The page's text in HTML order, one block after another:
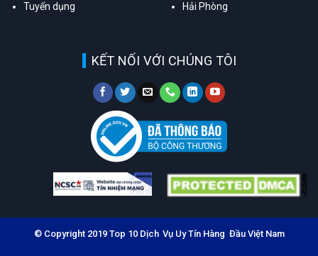
Tuyển dụng Hải Phòng
KẾT NỐI VỚI CHÚNG TÔI
© Copyright 2019 Top 10 Dịch Vụ Uy Tín Hàng Đầu Việt Nam